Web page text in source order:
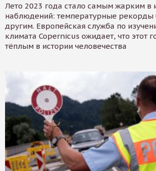
Лето 2023 года стало самым жарким в
наблюдений: температурные рекорды
другим. Европейская служба по
климата Copernicus ожидает, что этот
тёплым в истории человечества